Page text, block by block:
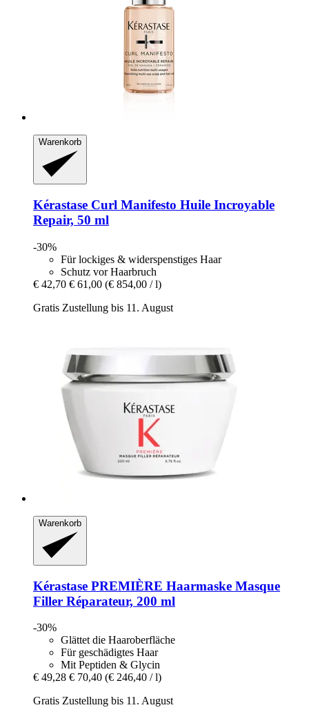
Warenkorb
Kérastase Curl Manifesto Huile Incroyable
Repair, 50 ml
-30%
Für lockiges & widerspenstiges Haar
Schutz vor Haarbruch
€ 42,70 € 61,00 (€ 854,00 / l)
Gratis Zustellung bis 11. August
Warenkorb
Kérastase PREMIÈRE Haarmaske Masque
Filler Réparateur, 200 ml
-30%
Glättet die Haaroberfläche
Für geschädigtes Haar
Mit Peptiden & Glycin
€ 49,28 € 70,40 (€ 246,40 / l)
Gratis Zustellung bis 11. August